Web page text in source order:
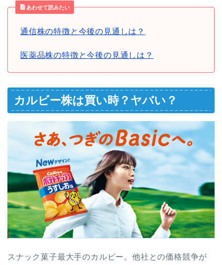
あわせて読みたい
通信株の特徴と今後の見通しは？
医薬品株の特徴と今後の見通しは？
カルビー株は買い時？ヤバい？
スナック菓子最大手のカルビー。他社との価格競争が